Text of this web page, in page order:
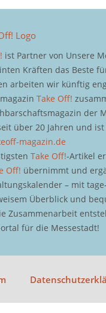
ist Partner von Unsere
Kräften das Beste
arbeiten wir künftig
Take Off!
der
über 20 Jahren und
magazin.de
Take Off!-Artikel
Off! übernimmt und
– mit
Überblick und
Zusammenarbeit
für die Messestadt!